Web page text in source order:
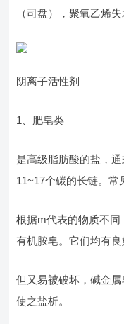
（司盘），聚氧乙烯
阴离子活性剂
1、肥皂类
是高级脂肪酸的盐，
11~17个碳的长链。常
根据m代表的物质不
有机胺皂。它们均有良
但又易被破坏，碱金
使之盐析。